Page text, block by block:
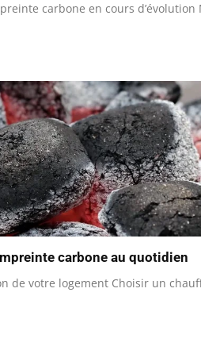
carbone en cours
carbone au quotidien
de votre logement Choisir un